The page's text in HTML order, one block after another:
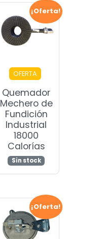
¡Oferta!
OFERTA
Quemador
Mechero de
Fundición
Industrial
18000
Calorías
Sin stock
¡Oferta!